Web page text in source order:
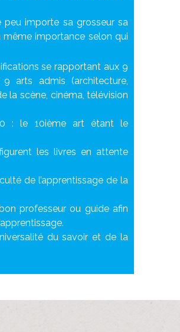
importe sa grosseur sa
importance selon qui
se rapportant aux 9
arts admis (architecture,
la scène, cinéma, télévision
: le 10ième art étant le
les livres en attente
de l’apprentissage de la
professeur ou guide afin
du savoir et de la